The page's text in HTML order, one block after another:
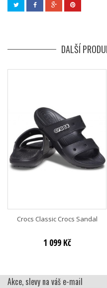
DALŠÍ
Crocs Classic Crocs Sandal
1 099 Kč
Akce, slevy na váš e-mail